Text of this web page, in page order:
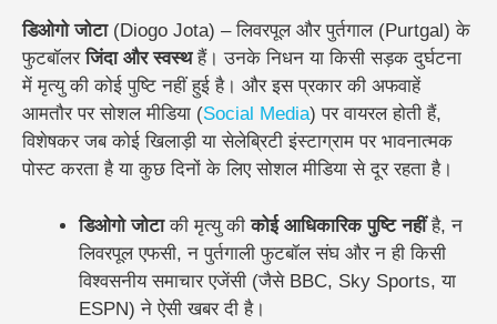
डिओगो जोटा(Diogo Jota) – लिवरपूल और पुर्तगाल (Purtgal) के
फुटबॉलरजिंदा और स्वस्थहैं। उनके निधन या किसी सड़क दुर्घटना
में मृत्यु की कोई पुष्टि नहीं हुई है। और इस प्रकार की अफवाहें
आमतौर पर सोशल मीडिया (Social Media) पर वायरल होती हैं,
विशेषकर जब कोई खिलाड़ी या सेलेब्रिटी इंस्टाग्राम पर भावनात्मक
पोस्ट करता है या कुछ दिनों के लिए सोशल मीडिया से दूर रहता है।
डिओगो जोटाकी मृत्यु कीकोई आधिकारिक पुष्टि नहींहै, न
लिवरपूल एफसी, न पुर्तगाली फुटबॉल संघ और न ही किसी
विश्वसनीय समाचार एजेंसी (जैसे BBC, Sky Sports, या
ESPN) ने ऐसी खबर दी है।